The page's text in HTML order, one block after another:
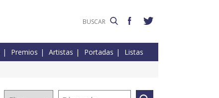
Premios Artistas Portadas Listas